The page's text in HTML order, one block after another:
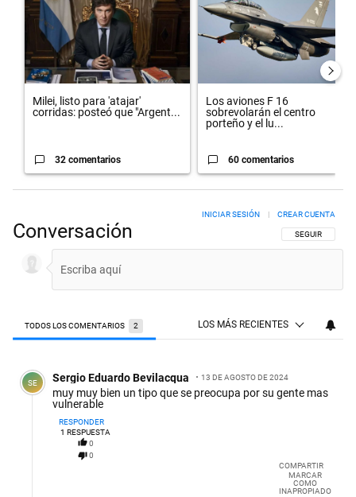
Milei, listo para 'atajar'
corridas: posteó que "Argent...
32 comentarios
Los aviones F 16
sobrevolarán el centro
porteño y el lu...
60 comentarios
Conversación SIGA ESTA
SEGUIR
INICIAR SESIÓN CREAR CUENTA
TODOS LOS COMENTARIOS 2 LOS MÁS RECIENTES
Comentario de Sergio Eduardo Bevilacqua.
SE Sergio Eduardo Bevilacqua 13 DE AGOSTO DE 2024
muy muy bien un tipo que se preocupa por su gente mas
vulnerable
RESPONDER
1 RESPUESTA
0
0
COMPARTIR
MARCAR
COMO
INAPROPIADO